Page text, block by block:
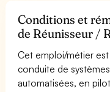
Conditions et
de Réunisseur /
Cet emploi/métier est
conduite de
automatisées, en